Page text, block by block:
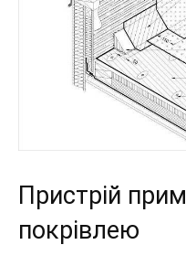
Пристрій
покрівлею